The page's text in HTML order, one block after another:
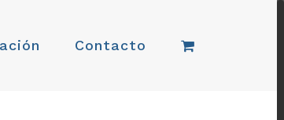
Contacto